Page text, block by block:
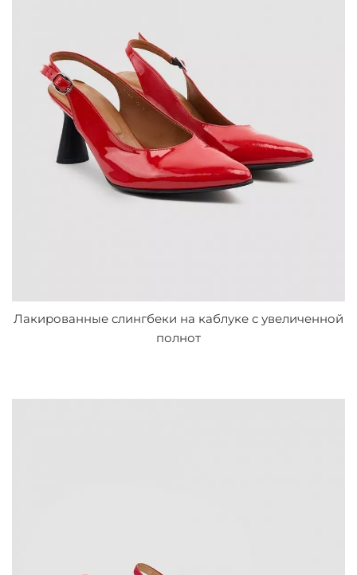
Лакированные слингбеки на каблуке с увеличенной
полнот